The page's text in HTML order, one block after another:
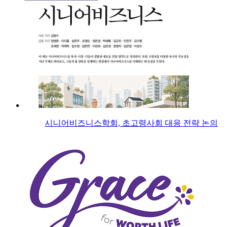
시니어비즈니스학회, 초고령사회 대응 전략 논의